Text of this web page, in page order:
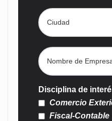
Disciplina de
Comercio
Fiscal-Contable